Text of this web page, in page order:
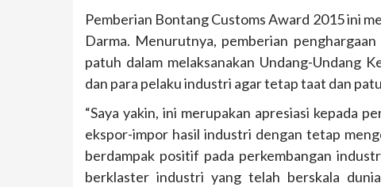
Pemberian Bontang Customs Award 2015 ini
Darma. Menurutnya, pemberian
patuh dalam melaksanakan Undang-Undang
dan para pelaku industri agar tetap taat dan
“Saya yakin, ini merupakan apresiasi kepada
ekspor-impor hasil industri dengan tetap
berdampak positif pada perkembangan
berklaster industri yang telah berskala